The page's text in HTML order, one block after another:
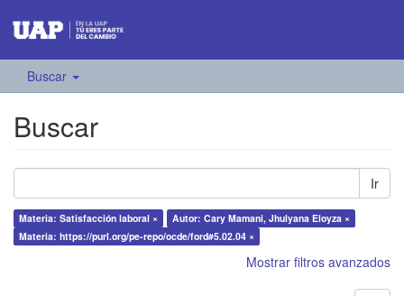
Buscar
Buscar
Ir
Materia: Satisfacción laboral ×
Autor: Cary Mamani, Jhulyana Eloyza ×
Materia: https://purl.org/pe-repo/ocde/ford#5.02.04 ×
Mostrar filtros avanzados